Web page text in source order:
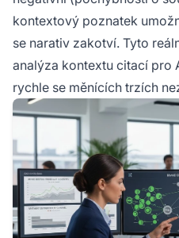
kontextový poznatek
se narativ zakotví. Tyto
analýza kontextu citací pro
rychle se měnících trzích